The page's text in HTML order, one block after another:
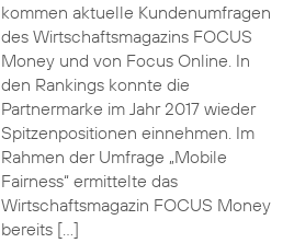
kommen aktuelle Kundenumfragen
des Wirtschaftsmagazins FOCUS
Money und von Focus Online. In
den Rankings konnte die
Partnermarke im Jahr 2017 wieder
Spitzenpositionen einnehmen. Im
Rahmen der Umfrage „Mobile
Fairness“ ermittelte das
Wirtschaftsmagazin FOCUS Money
bereits […]